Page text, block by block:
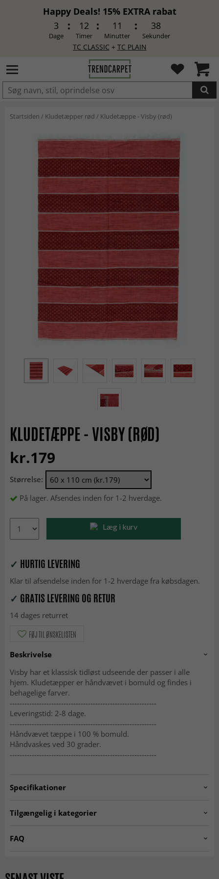
Happy Deals! 15% EXTRA rabat
3
Dage
12
Timer
11
Minutter
37
Sekunder
TC CLASSIC + TC PLAIN
LAGT I INDKØBSKURVEN.
Startsiden / Kludetæpper rød / Kludetæppe - Visby (rød)
KLUDETÆPPE - VISBY (RØD)
kr.179
Størrelse:
På lager. Afsendes inden for 1-2 hverdage.
Læg i kurv
✓ HURTIG LEVERING
Klar til afsendelse inden for 1-2 hverdage fra købsdagen.
✓ GRATIS LEVERING OG RETUR
14 dages returret
FØJ TIL ØNSKELISTEN
Beskrivelse
Visby har et klassisk tidløst udseende der passer i alle
hjem. Kludetæpper er håndvævet i bomuld og findes i
behagelige farver.
------------------------------------------------------------
Leveringstid: 2-8 dage.
------------------------------------------------------------
Håndvævet tæppe i 100 % bomuld.
Håndvaskes ved 30 grader.
------------------------------------------------------------
Specifikationer
Tilgængelig i kategorier
FAQ
og et levende udtryk. Det kendetegnes af sine farveskift og